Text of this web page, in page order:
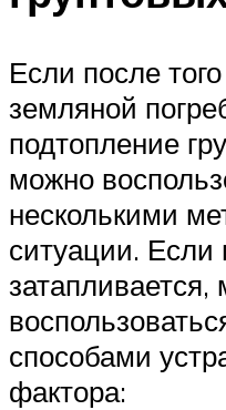
Если после
земляной
подтопление
можно
несколькими
ситуации. Если
затапливается,
способами
фактора: